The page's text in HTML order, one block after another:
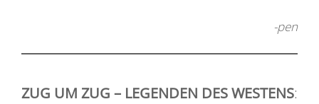
-pen
ZUG UM ZUG – LEGENDEN DES WESTENS: